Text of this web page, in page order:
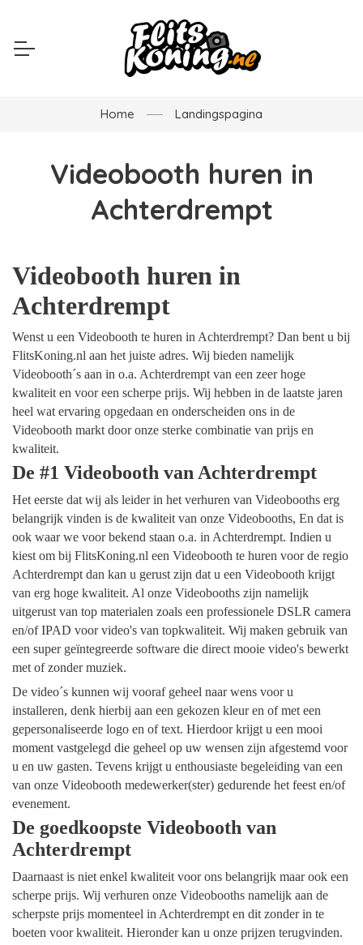
Home Landingspagina
Videobooth huren in
Achterdrempt
Videobooth huren in
Achterdrempt
Wenst u een Videobooth te huren in Achterdrempt? Dan bent u bij
FlitsKoning.nl aan het juiste adres. Wij bieden namelijk
Videobooth´s aan in o.a. Achterdrempt van een zeer hoge
kwaliteit en voor een scherpe prijs. Wij hebben in de laatste jaren
heel wat ervaring opgedaan en onderscheiden ons in de
Videobooth markt door onze sterke combinatie van prijs en
kwaliteit.
De #1 Videobooth van Achterdrempt
Het eerste dat wij als leider in het verhuren van Videobooths erg
belangrijk vinden is de kwaliteit van onze Videobooths, En dat is
ook waar we voor bekend staan o.a. in Achterdrempt. Indien u
kiest om bij FlitsKoning.nl een Videobooth te huren voor de regio
Achterdrempt dan kan u gerust zijn dat u een Videobooth krijgt
van erg hoge kwaliteit. Al onze Videobooths zijn namelijk
uitgerust van top materialen zoals een professionele DSLR camera
en/of IPAD voor video's van topkwaliteit. Wij maken gebruik van
een super geïntegreerde software die direct mooie video's bewerkt
met of zonder muziek.
De video´s kunnen wij vooraf geheel naar wens voor u
installeren, denk hierbij aan een gekozen kleur en of met een
gepersonaliseerde logo en of text. Hierdoor krijgt u een mooi
moment vastgelegd die geheel op uw wensen zijn afgestemd voor
u en uw gasten. Tevens krijgt u enthousiaste begeleiding van een
van onze Videobooth medewerker(ster) gedurende het feest en/of
evenement.
De goedkoopste Videobooth van
Achterdrempt
Daarnaast is niet enkel kwaliteit voor ons belangrijk maar ook een
scherpe prijs. Wij verhuren onze Videobooths namelijk aan de
scherpste prijs momenteel in Achterdrempt en dit zonder in te
boeten voor kwaliteit. Hieronder kan u onze prijzen terugvinden.